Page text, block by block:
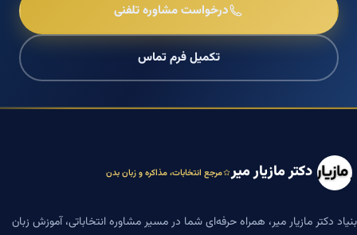
درخواست مشاوره تلفنی
تکمیل فرم تماس
دکتر مازیار میر مرجع انتخابات، مذاکره و زبان بدن
بنیاد دکتر مازیار میر، همراه حرفه‌ای شما در مسیر مشاوره انتخاباتی، آموزش زبان